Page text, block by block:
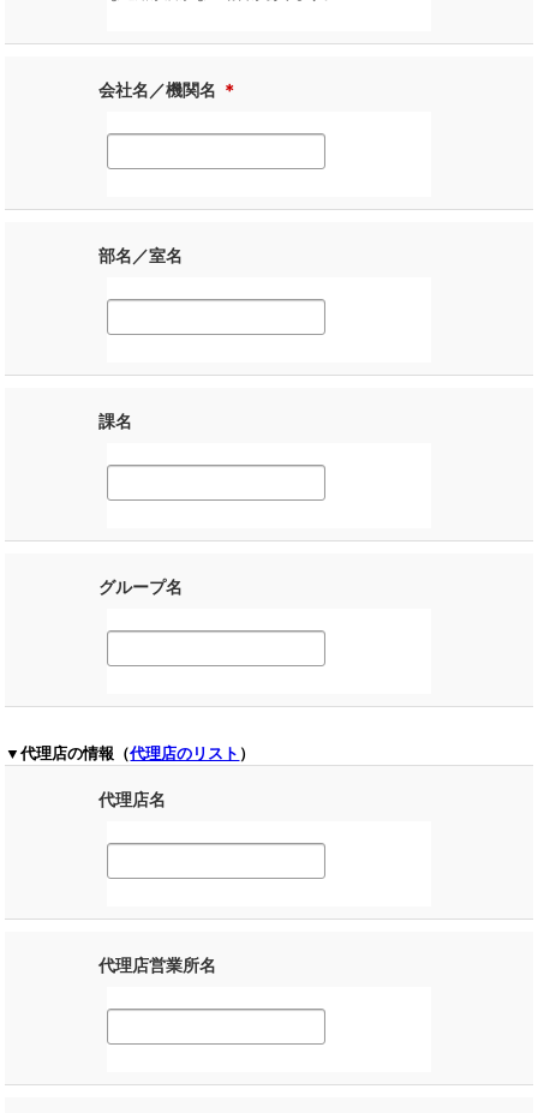
会社名／機関名 ＊
部名／室名
課名
グループ名
▼代理店の情報（代理店のリスト ）
代理店名
代理店営業所名